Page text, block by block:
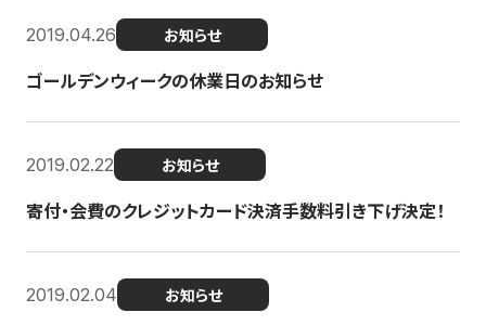
2019.04.26 お知らせ
ゴールデンウィークの休業日のお知らせ
2019.02.22 お知らせ
寄付・会費のクレジットカード決済手数料引き下げ決定！
2019.02.04 お知らせ